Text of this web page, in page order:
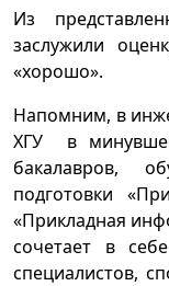
Из
заслужили
«хорошо».
Напомним, в
ХГУ в
бакалавров,
подготовки
«Прикладная
сочетает в
специалистов,